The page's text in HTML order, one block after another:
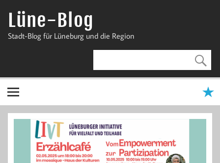
InhaltLüne-Blog
Stadt-Blog für Lüneburg und die Region